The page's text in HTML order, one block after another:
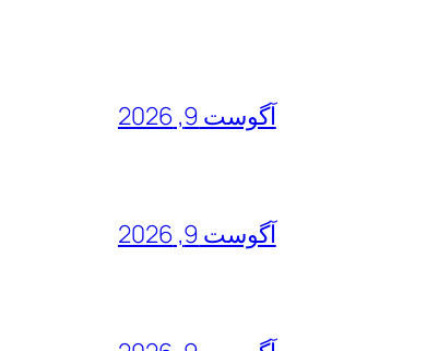
آگوست 9, 2026
آگوست 9, 2026